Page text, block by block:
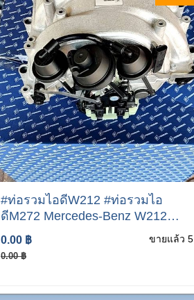
#ท่อรวมไอดีW212 #ท่อรวมไอ
ดีM272 Mercedes-Benz W212
E300/E350 M272 Enigne INTAKE
MANIFOLD #ท่อรวมไอดีW204
#ท่อรวมไอดีW207 #ท่อรวมไอ
0.00 ฿
0.00 ฿
ขายแล้ว 5